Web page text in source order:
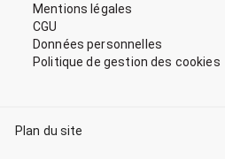
Mentions légales
CGU
Données personnelles
Politique de gestion des cookies
Plan du site